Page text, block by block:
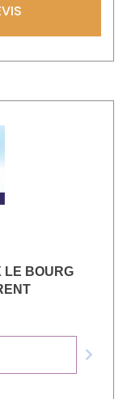
LE BOURG
Next